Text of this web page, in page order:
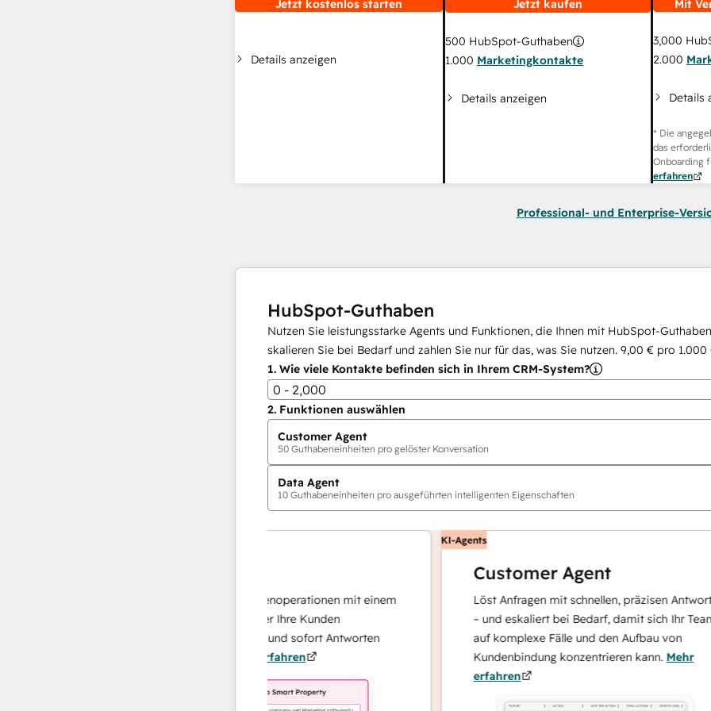
Jetzt kostenlos starten
Details anzeigen
Jetzt kaufen
500 HubSpot-Guthaben
1.000 Marketingkontakte
Details anzeigen
Mit
3,000
2.000
Details
* Die
das
Onboarding
erfahren
Professional- und Enterprise-
HubSpot-Guthaben
Nutzen Sie leistungsstarke Agents und Funktionen, die Ihnen mit HubSpot-
skalieren Sie bei Bedarf und zahlen Sie nur für das, was Sie nutzen. 9,00 € pro 1.000
1. Wie viele Kontakte befinden sich in Ihrem CRM-System?
0 - 2,000
2. Funktionen auswählen
Customer Agent
50 Guthabeneinheiten pro gelöster Konversation
Data Agent
10 Guthabeneinheiten pro ausgeführten intelligenten Eigenschaften
Skalieren Sie Ihrer Datenoperationen mit einem
KI-gestützten Agent, der Ihre Kunden
recherchiert, analysiert und sofort Antworten
Mehr erfahren
KI-Agents
Customer Agent
Löst Anfragen mit schnellen, präzisen Antworten
– und eskaliert bei Bedarf, damit sich Ihr Team
auf komplexe Fälle und den Aufbau von
Kundenbindung konzentrieren kann.Mehr
erfahren